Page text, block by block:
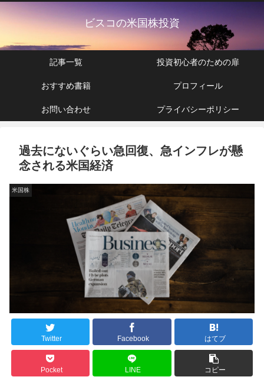
ビスコの米国株投資
記事一覧 投資初心者のための扉
おすすめ書籍 プロフィール
お問い合わせ プライバシーポリシー
過去にないぐらい急回復、急インフレが懸
念される米国経済
米国株
Twitter Facebook はてブ
Pocket LINE コピー